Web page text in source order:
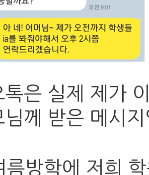
톡은 실제 제가
께 받은 메시지
름방학에 저희